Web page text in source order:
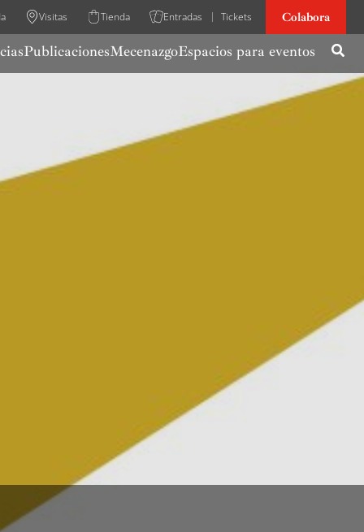
Visitas Tienda Entradas Tickets Colabora
PublicacionesMecenazgoEspacios para eventos